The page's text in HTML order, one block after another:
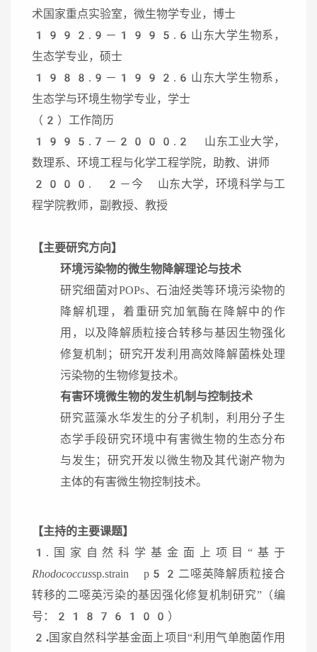
术国家重点实验室，微生物学专业，博士
1992.9－1995.6山东大学生物系，
生态学专业，硕士
1988.9－1992.6山东大学生物系，
生态学与环境生物学专业，学士
（2）工作简历
1995.7－2000.2 山东工业大学，
数理系、环境工程与化学工程学院，助教、讲师
2000. 2－今 山东大学，环境科学与工
程学院教师，副教授、教授
【主要研究方向】
环境污染物的微生物降解理论与技术
研究细菌对POPs、石油烃类等环境污染物的
降解机理，着重研究加氧酶在降解中的作
用，以及降解质粒接合转移与基因生物强化
修复机制；研究开发利用高效降解菌株处理
污染物的生物修复技术。
有害环境微生物的发生机制与控制技术
研究蓝藻水华发生的分子机制，利用分子生
态学手段研究环境中有害微生物的生态分布
与发生；研究开发以微生物及其代谢产物为
主体的有害微生物控制技术。
【主持的主要课题】
1.国家自然科学基金面上项目“基于
Rhodococcussp.strain p52二噁英降解质粒接合
转移的二噁英污染的基因强化修复机制研究”（编
号：21876100）
2.国家自然科学基金面上项目“利用气单胞菌作用